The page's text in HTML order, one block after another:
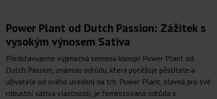
Power Plant od Dutch Passion: Zážitek s
vysokým výnosem Sativa
Představujeme výjimečná semena konopí Power Plant od
Dutch Passion, známou odrůdu, která potěšuje pěstitele a
uživatele od svého uvedení na trh. Power Plant, slavná pro své
robustní sativa vlastnosti, je feminizovaná odrůda s